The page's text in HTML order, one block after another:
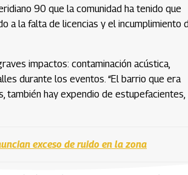
90 que la comunidad ha tenido que
a la falta de licencias y el incumplimiento
impactos: contaminación acústica,
durante los eventos. “El barrio que era
también hay expendio de estupefacientes,
exceso de ruido en la zona